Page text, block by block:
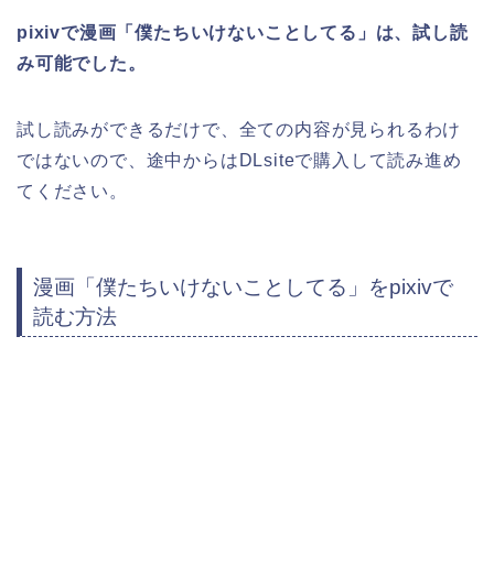
pixivで漫画「僕たちいけないことしてる」は、試し読
み可能でした。
試し読みができるだけで、全ての内容が見られるわけ
ではないので、途中からはDLsiteで購入して読み進め
てください。
漫画「僕たちいけないことしてる」をpixivで
読む方法